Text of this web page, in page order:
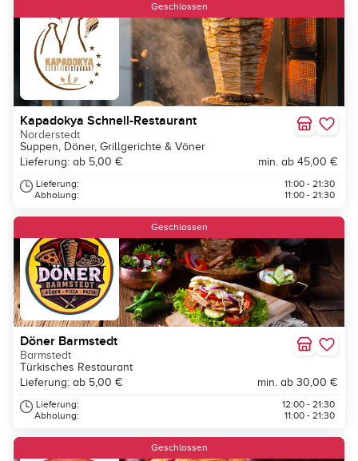
Geschlossen
Kapadokya Schnell-Restaurant
Norderstedt
Suppen, Döner, Grillgerichte & Vöner
Lieferung: ab 5,00 €
min. ab 45,00 €
Lieferung:
Abholung:
11:00 - 21:30
11:00 - 21:30
Geschlossen
Döner Barmstedt
Barmstedt
Türkisches Restaurant
Lieferung: ab 5,00 €
min. ab 30,00 €
Lieferung:
Abholung:
12:00 - 21:30
11:00 - 21:30
Geschlossen